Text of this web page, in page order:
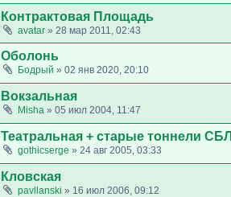
Контрактовая Площадь
avatar » 28 мар 2011, 02:43
Оболонь
Бодрый » 02 янв 2020, 20:10
Вокзальная
Misha » 05 июл 2004, 11:47
Театральная + старые тоннели СБЛ
gothicserge » 24 авг 2005, 03:33
Кловская
pavllanski » 16 июл 2006, 09:12